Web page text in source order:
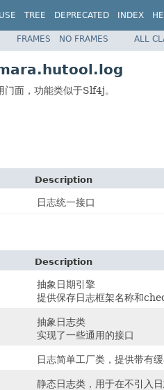
USE TREE DEPRECATED INDEX
FRAMES NO FRAMES ALL
面，功能类似于Slf4j。
Description
日志统一接口
Description
抽象日期引擎
提供保存日志框架名称和
抽象日志类
实现了一些通用的接口
日志简单工厂类，提供带有
静态日志类，用于在不引入